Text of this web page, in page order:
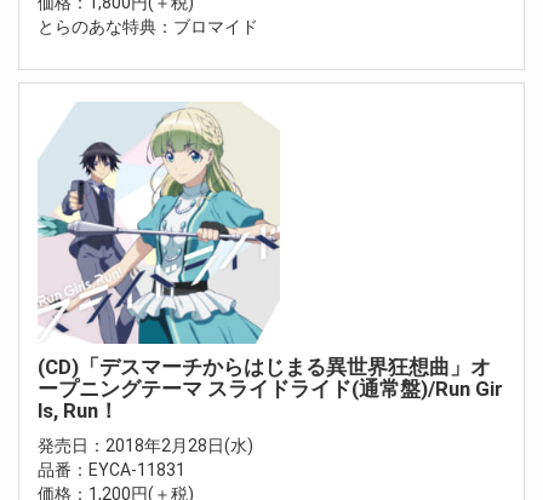
とらのあな特典：ブロマイド
(CD)「デスマーチからはじまる異世界狂想曲」オ
ープニングテーマ スライドライド(通常盤)/Run Gir
ls, Run！
発売日：2018年2月28日(水)
品番：EYCA-11831
価格：1,200円(＋税)